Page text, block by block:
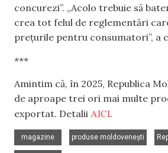
concurezi”. „Acolo trebuie să
crea tot felul de reglementări
prețurile pentru consumatori”, a
***
Amintim că, în 2025, Republica
de aproape trei ori mai multe
exportat. Detalii AICI.
magazine
produse moldovenești